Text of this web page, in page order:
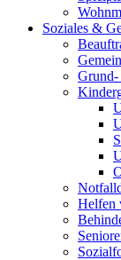
Soziales &
Grund-
Helfen